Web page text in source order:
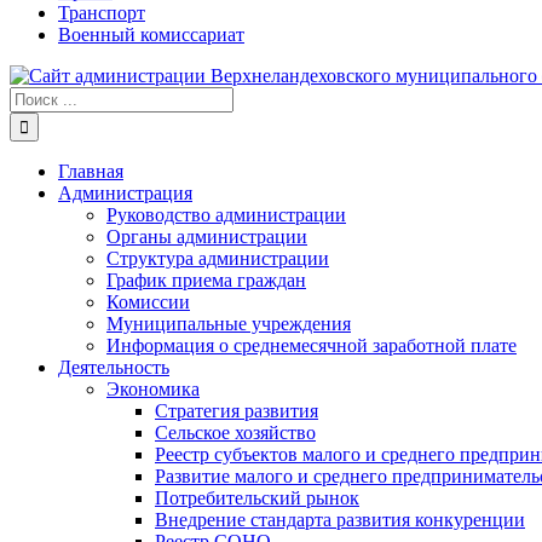
Транспорт
Военный комиссариат
Результат
поиска:
Главная
Администрация
Руководство администрации
Органы администрации
Структура администрации
График приема граждан
Комиссии
Муниципальные учреждения
Информация о среднемесячной заработной плате
Деятельность
Экономика
Стратегия развития
Сельское хозяйство
Реестр субъектов малого и среднего
Развитие малого и среднего
Потребительский рынок
Внедрение стандарта развития конкуренции